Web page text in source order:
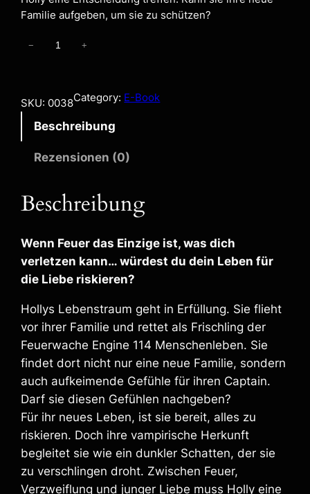
Familie aufgeben, um sie zu schützen?
t
u
e
n
l
a
e
s
–
E
B
o
o
k
e
n
− +
SKU: 0038Category: E-Book
Beschreibung
Rezensionen (0)
Beschreibung
Wenn Feuer das Einzige ist, was dich
verletzen kann… würdest du dein Leben für
die Liebe riskieren?
Hollys Lebenstraum geht in Erfüllung. Sie flieht
vor ihrer Familie und rettet als Frischling der
Feuerwache Engine 114 Menschenleben. Sie
findet dort nicht nur eine neue Familie, sondern
auch aufkeimende Gefühle für ihren Captain.
Darf sie diesen Gefühlen nachgeben?
Für ihr neues Leben, ist sie bereit, alles zu
riskieren. Doch ihre vampirische Herkunft
begleitet sie wie ein dunkler Schatten, der sie
zu verschlingen droht. Zwischen Feuer,
Verzweiflung und junger Liebe muss Holly eine